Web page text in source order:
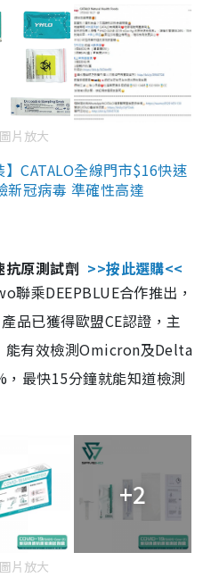
片放大
CATALO全線門市$16快速
新冠病毒 準確性高達
原測試劑 >>按此選購<<
聯乘DEEPBLUE合作推出，
品已獲得歐盟CE認證，主
能有效檢測Omicron及Delta
最快15分鐘就能知道檢測
+2
片放大